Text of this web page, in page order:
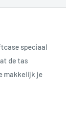
speciaal
de tas
makkelijk je